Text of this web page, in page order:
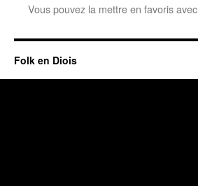
Vous pouvez la mettre en favoris avec
Folk en Diois